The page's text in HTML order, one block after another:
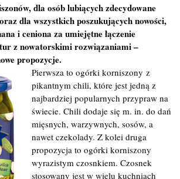
dla osób lubiących zdecydowane
dla wszystkich poszukujących nowości,
i ceniona za umiejętne łączenie
z nowatorskimi rozwiązaniami –
propozycje.
Pierwsza to ogórki korniszony z
pikantnym chili, które jest jedną z
najbardziej popularnych przypraw na
świecie. Chili dodaje się m. in. do dań
mięsnych, warzywnych, sosów, a
nawet czekolady. Z kolei druga
propozycja to ogórki korniszony
wyrazistym czosnkiem. Czosnek
stosowany jest w wielu kuchniach